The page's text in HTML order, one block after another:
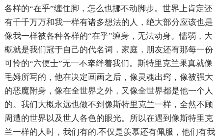
各样的“在乎”缠住脚，怎么也挪不动脚步。世界上肯定还
有千千万万和我一样有诸多想法的人，绝大部分应该也是
像我一样被各种各样的“在乎”缠身，无法动身。懦弱，大
概就是我们冠于自己的代名词，家庭，朋友还有那每一份
可怜的“六便士”无一不牵绊着我们。斯特里克兰果真就像
毛姆所写的，他在决定画画之后，像灵魂出窍，像被强大
的恶魔附身，像在全世界之外，又像全世界都是他一个人
的。我们大概永远也做不到像斯特里克兰一样，全然不顾
周遭的世界以及世人各色的眼光。所以在遇到像斯特里克
兰一样的人时，我们有的.不仅是羡慕还有佩服，他们有我